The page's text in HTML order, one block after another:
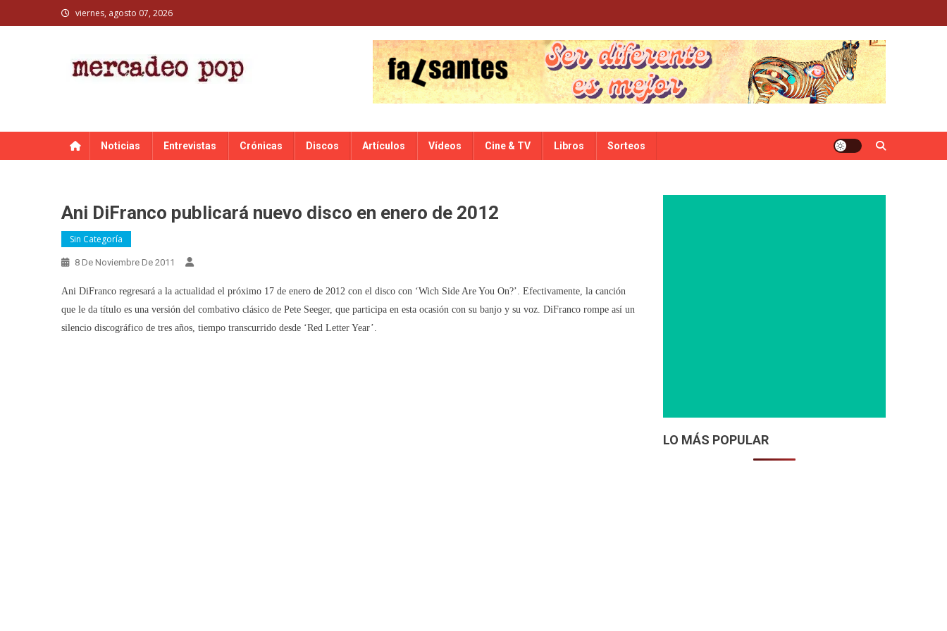
to
viernes, agosto 07, 2026
Noticias Entrevistas Crónicas Discos Artículos Vídeos Cine & TV Libros Sorteos
Ani DiFranco publicará nuevo disco en enero de 2012
Sin Categoría
8 De Noviembre De 2011
Ani DiFranco regresará a la actualidad el próximo 17 de enero de 2012 con el disco con ‘Wich Side Are You On?’. Efectivamente, la canción
que le da título es una versión del combativo clásico de Pete Seeger, que participa en esta ocasión con su banjo y su voz. DiFranco rompe así un
silencio discográfico de tres años, tiempo transcurrido desde ‘Red Letter Year’.
LO MÁS POPULAR